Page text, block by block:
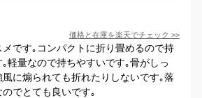
価格と在庫を楽天でチェック >>
です｡コンパクトに折り畳めるので持
軽量なので持ちやすいです｡骨がしっ
に煽られても折れたりしないです｡落
でとても良いです｡